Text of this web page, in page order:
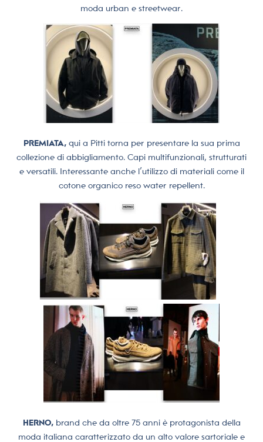
moda urban e streetwear.
PREMIATA,qui a Pitti torna per presentare la sua prima
collezione di abbigliamento. Capi multifunzionali, strutturati
e versatili. Interessante anche l’utilizzo di materiali come il
cotone organico reso water repellent.
HERNO, brand che da oltre 75 anni è protagonista della
moda italiana caratterizzato da un alto valore sartoriale e